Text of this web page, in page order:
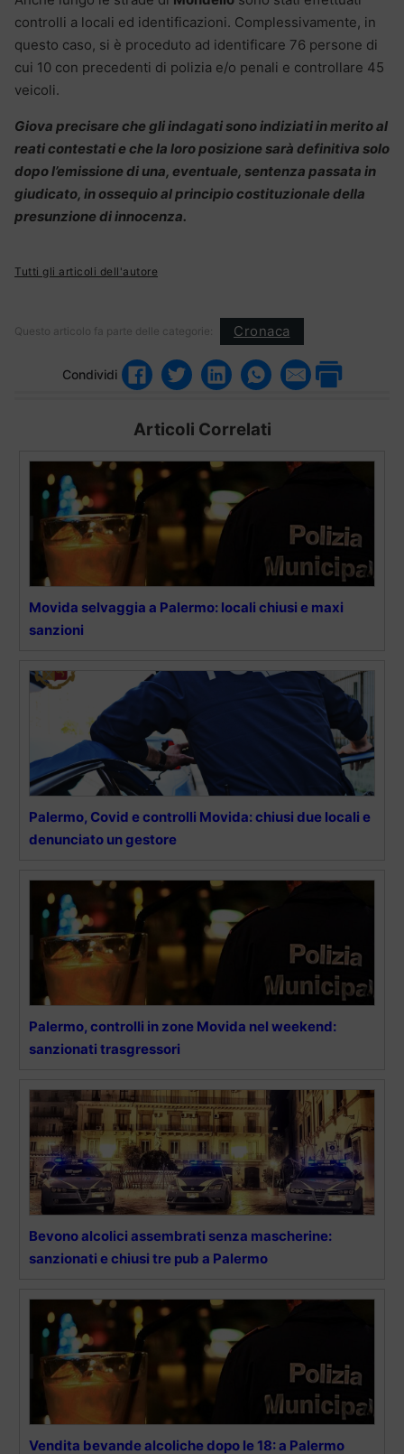
controlli a locali ed identificazioni. Complessivamente, in
questo caso, si è proceduto ad identificare 76 persone di
cui 10 con precedenti di polizia e/o penali e controllare 45
veicoli.
Giova precisare che gli indagati sono indiziati in merito al
reati contestati e che la loro posizione sarà definitiva solo
dopo l’emissione di una, eventuale, sentenza passata in
giudicato, in ossequio al principio costituzionale della
presunzione di innocenza.
Tutti gli articoli dell'autore
Questo articolo fa parte delle categorie: Cronaca
Condividi
Articoli Correlati
Movida selvaggia a Palermo: locali chiusi e maxi
sanzioni
Palermo, Covid e controlli Movida: chiusi due locali e
denunciato un gestore
Palermo, controlli in zone Movida nel weekend:
sanzionati trasgressori
Bevono alcolici assembrati senza mascherine:
sanzionati e chiusi tre pub a Palermo
Vendita bevande alcoliche dopo le 18: a Palermo